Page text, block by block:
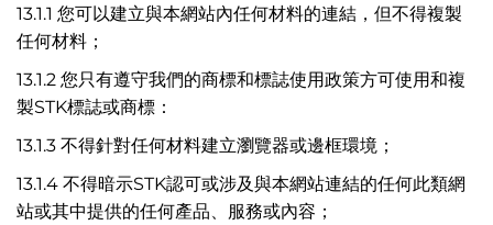
13.1.1 您可以建立與本網站內任何材料的連結，但不得複製
任何材料；
13.1.2 您只有遵守我們的商標和標誌使用政策方可使用和複
製STK標誌或商標：
13.1.3 不得針對任何材料建立瀏覽器或邊框環境；
13.1.4 不得暗示STK認可或涉及與本網站連結的任何此類網
站或其中提供的任何產品、服務或內容；